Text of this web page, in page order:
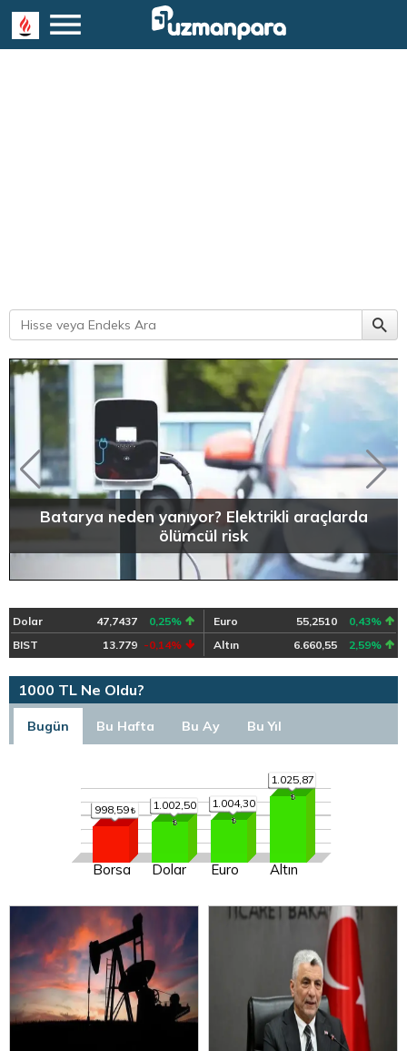
Batarya neden yanıyor? Elektrikli araçlarda
ölümcül risk
Dolar 47,7437 0,25% Euro 55,2510
0,43%
BIST
13.779 -0,14% Altın 6.660,55 2,59%
1000 TL Ne Oldu?
Bugün Bu Hafta Bu Ay Bu Yıl
998,59
Borsa
1.002,50
Dolar
1.004,30
Euro
1.025,87
Altın